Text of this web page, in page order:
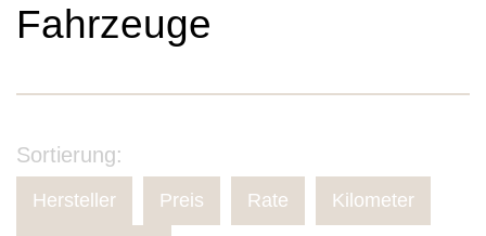
Fahrzeuge
Sortierung:
Hersteller Preis Rate Kilometer